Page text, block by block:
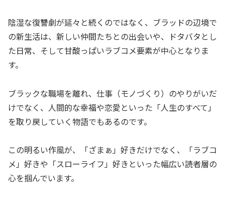
陰湿な復讐劇が延々と続くのではなく、ブラッドの辺境で
の新生活は、新しい仲間たちとの出会いや、ドタバタとし
た日常、そして甘酸っぱいラブコメ要素が中心となりま
す。
ブラックな職場を離れ、仕事（モノづくり）のやりがいだ
けでなく、人間的な幸福や恋愛といった「人生のすべて」
を取り戻していく物語でもあるのです。
この明るい作風が、「ざまぁ」好きだけでなく、「ラブコ
メ」好きや「スローライフ」好きといった幅広い読者層の
心を掴んでいます。